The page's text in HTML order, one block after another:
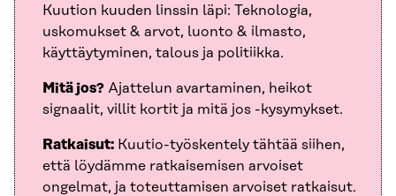
Kuution kuuden linssin läpi: Teknologia,
uskomukset & arvot, luonto & ilmasto,
käyttäytyminen, talous ja politiikka.
Mitä jos? Ajattelun avartaminen, heikot
signaalit, villit kortit ja mitä jos -kysymykset.
Ratkaisut: Kuutio-työskentely tähtää siihen,
että löydämme ratkaisemisen arvoiset
ongelmat, ja toteuttamisen arvoiset ratkaisut.